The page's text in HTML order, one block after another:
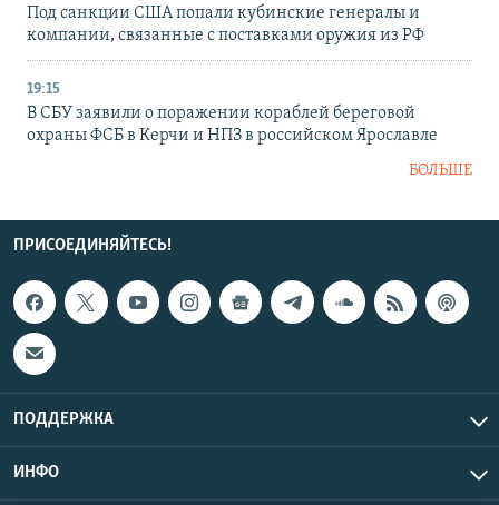
Под санкции США попали кубинские генералы и
компании, связанные с поставками оружия из РФ
19:15
В СБУ заявили о поражении кораблей береговой
охраны ФСБ в Керчи и НПЗ в российском Ярославле
БОЛЬШЕ
ПРИСОЕДИНЯЙТЕСЬ!
ПОДДЕРЖКА
ИНФО